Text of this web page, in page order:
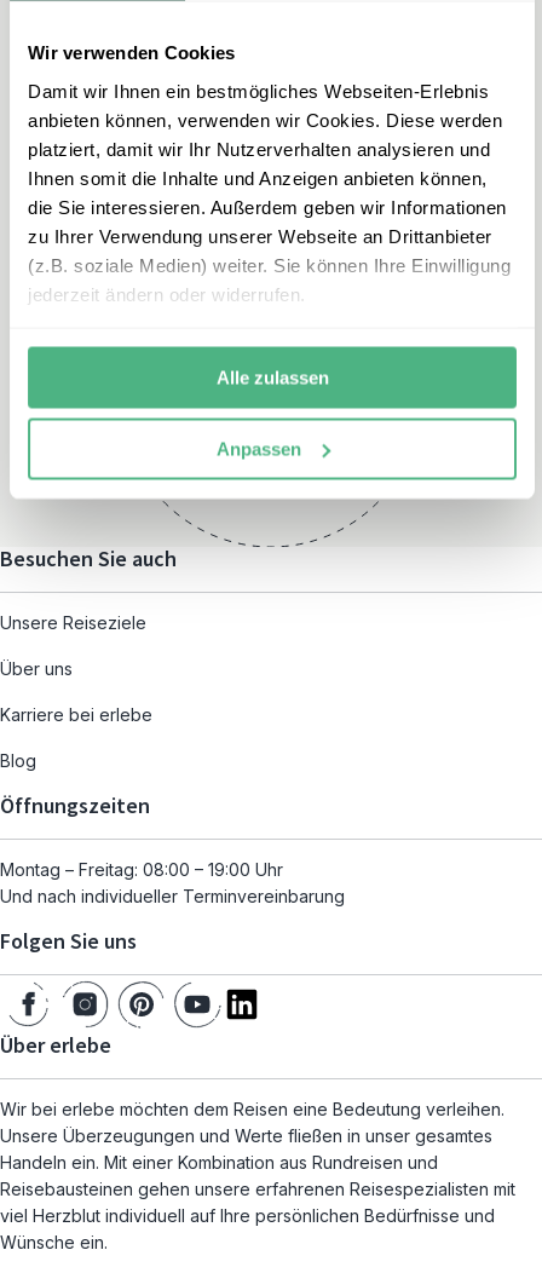
Wir verwenden Cookies
Damit wir Ihnen ein bestmögliches Webseiten-Erlebnis
anbieten können, verwenden wir Cookies. Diese werden
platziert, damit wir Ihr Nutzerverhalten analysieren und
Ihnen somit die Inhalte und Anzeigen anbieten können,
die Sie interessieren. Außerdem geben wir Informationen
zu Ihrer Verwendung unserer Webseite an Drittanbieter
(z.B. soziale Medien) weiter. Sie können Ihre Einwilligung
jederzeit ändern oder widerrufen.
Alle zulassen
Anpassen
E-Mail
kanada@erlebe.de
Montag – Freitag:
und nach individueller
Terminvereinbarung
Besuchen Sie auch
Unsere Reiseziele
Über uns
Karriere bei erlebe
Blog
Öffnungszeiten
Montag – Freitag: 08:00 – 19:00 Uhr
Und nach individueller Terminvereinbarung
Folgen Sie uns
Über erlebe
Wir bei erlebe möchten dem Reisen eine Bedeutung verleihen.
Unsere Überzeugungen und Werte fließen in unser gesamtes
Handeln ein. Mit einer Kombination aus Rundreisen und
Reisebausteinen gehen unsere erfahrenen Reisespezialisten mit
viel Herzblut individuell auf Ihre persönlichen Bedürfnisse und
Wünsche ein.